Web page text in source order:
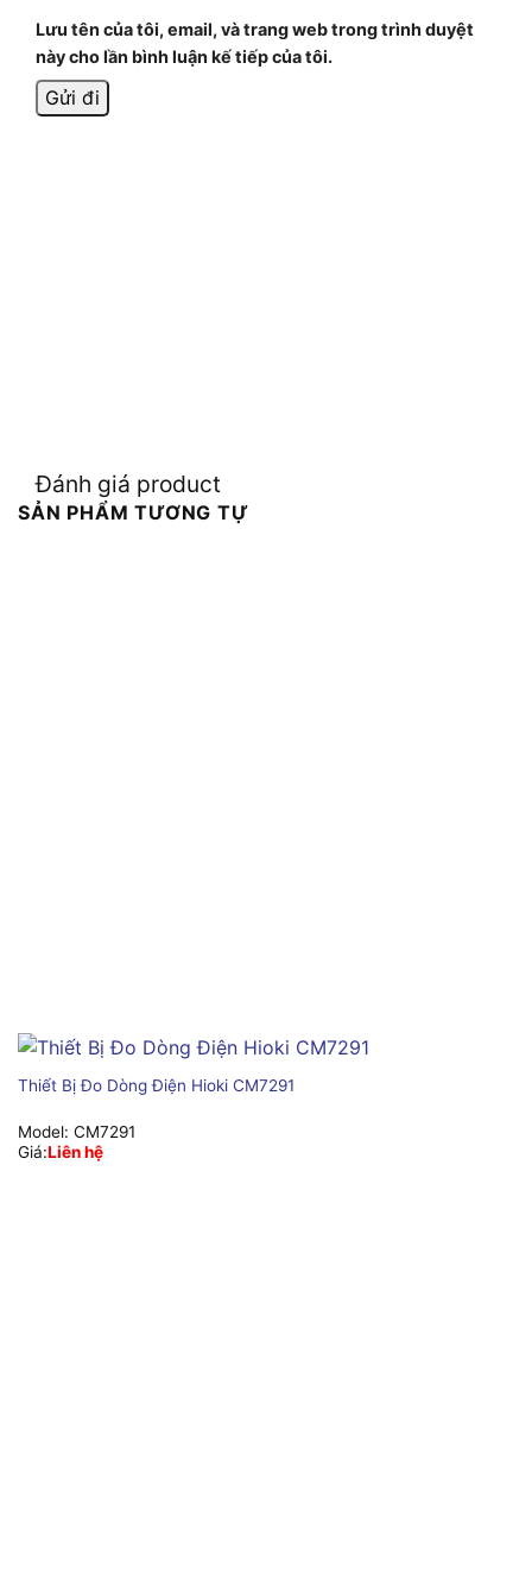
Lưu tên của tôi, email, và trang web trong trình duyệt
này cho lần bình luận kế tiếp của tôi.
Đánh giá product
SẢN PHẨM TƯƠNG TỰ
Thiết Bị Đo Dòng Điện Hioki CM7291
Model: CM7291
Giá:Liên hệ